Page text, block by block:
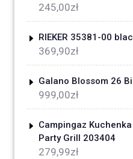
245,00zł
RIEKER 35381-00
369,90zł
Galano Blossom 26
999,00zł
Campingaz
Party Grill 203404
279,99zł